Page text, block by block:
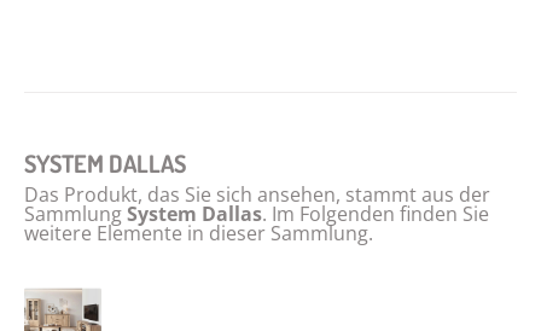
SYSTEM DALLAS
Das Produkt, das Sie sich ansehen, stammt aus der
SammlungSystem Dallas. Im Folgenden finden Sie
weitere Elemente in dieser Sammlung.